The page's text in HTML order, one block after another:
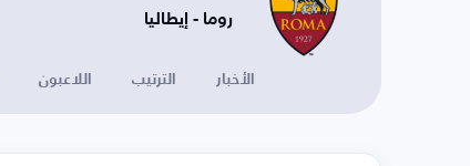
روما - إيطاليا
الأخبار الترتيب اللاعبون